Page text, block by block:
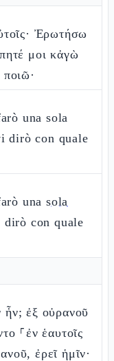
Ἐρωτήσω
μοι κἀγὼ
una sola
dirò con quale
una sola
con quale
ἦν; ἐξ οὐρανοῦ
⸀ἐν ἑαυτοῖς
ἐρεῖ ἡμῖν·